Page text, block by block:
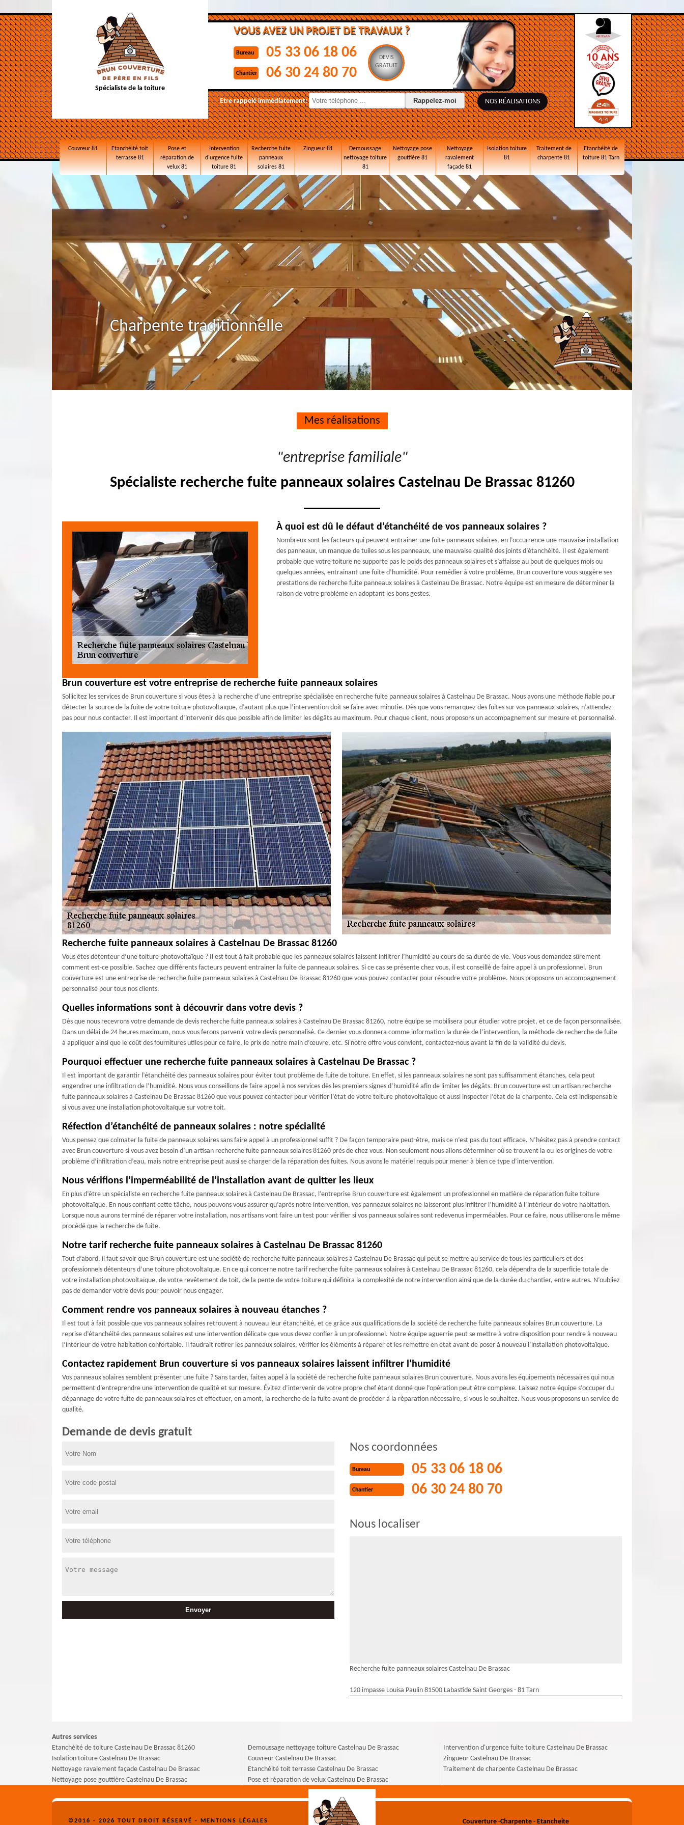
Spécialiste de la toiture
VOUS AVEZ UN PROJET DE TRAVAUX ?
Bureau 05 33 06 18 06
Chantier 06 30 24 80 70
DEVIS
GRATUIT
Etre rappelé immédiatement: NOS RÉALISATIONS
Couvreur 81
Etanchéité toit
terrasse 81
Pose et
réparation de
velux 81
Intervention
d'urgence fuite
toiture 81
Recherche fuite
panneaux
solaires 81
Zingueur 81
Demoussage
nettoyage toiture
81
Nettoyage pose
gouttière 81
Nettoyage
ravalement
façade 81
Isolation toiture
81
Traitement de
charpente 81
Etanchéité de
toiture 81 Tarn
Charpente traditionnelle
Mes réalisations
"entreprise familiale"
Spécialiste recherche fuite panneaux solaires Castelnau De Brassac 81260
À quoi est dû le défaut d’étanchéité de vos panneaux solaires ?
Nombreux sont les facteurs qui peuvent entrainer une fuite panneaux solaires, en l’occurrence une mauvaise installation
des panneaux, un manque de tuiles sous les panneaux, une mauvaise qualité des joints d’étanchéité. Il est également
probable que votre toiture ne supporte pas le poids des panneaux solaires et s’affaisse au bout de quelques mois ou
quelques années, entrainant une fuite d’humidité. Pour remédier à votre problème, Brun couverture vous suggère ses
prestations de recherche fuite panneaux solaires à Castelnau De Brassac. Notre équipe est en mesure de déterminer la
raison de votre problème en adoptant les bons gestes.
Brun couverture est votre entreprise de recherche fuite panneaux solaires
Sollicitez les services de Brun couverture si vous êtes à la recherche d’une entreprise spécialisée en recherche fuite panneaux solaires à Castelnau De Brassac. Nous avons une méthode fiable pour
détecter la source de la fuite de votre toiture photovoltaïque, d’autant plus que l’intervention doit se faire avec minutie. Dès que vous remarquez des fuites sur vos panneaux solaires, n’attendez
pas pour nous contacter. Il est important d’intervenir dès que possible afin de limiter les dégâts au maximum. Pour chaque client, nous proposons un accompagnement sur mesure et personnalisé.
Recherche fuite panneaux solaires à Castelnau De Brassac 81260
Vous êtes détenteur d’une toiture photovoltaïque ? Il est tout à fait probable que les panneaux solaires laissent infiltrer l’humidité au cours de sa durée de vie. Vous vous demandez sûrement
comment est-ce possible. Sachez que différents facteurs peuvent entrainer la fuite de panneaux solaires. Si ce cas se présente chez vous, il est conseillé de faire appel à un professionnel. Brun
couverture est une entreprise de recherche fuite panneaux solaires à Castelnau De Brassac 81260 que vous pouvez contacter pour résoudre votre problème. Nous proposons un accompagnement
personnalisé pour tous nos clients.
Quelles informations sont à découvrir dans votre devis ?
Dès que nous recevrons votre demande de devis recherche fuite panneaux solaires à Castelnau De Brassac 81260, notre équipe se mobilisera pour étudier votre projet, et ce de façon personnalisée.
Dans un délai de 24 heures maximum, nous vous ferons parvenir votre devis personnalisé. Ce dernier vous donnera comme information la durée de l’intervention, la méthode de recherche de fuite
à appliquer ainsi que le coût des fournitures utiles pour ce faire, le prix de notre main d’œuvre, etc. Si notre offre vous convient, contactez-nous avant la fin de la validité du devis.
Pourquoi effectuer une recherche fuite panneaux solaires à Castelnau De Brassac ?
Il est important de garantir l’étanchéité des panneaux solaires pour éviter tout problème de fuite de toiture. En effet, si les panneaux solaires ne sont pas suffisamment étanches, cela peut
engendrer une infiltration de l’humidité. Nous vous conseillons de faire appel à nos services dès les premiers signes d’humidité afin de limiter les dégâts. Brun couverture est un artisan recherche
fuite panneaux solaires à Castelnau De Brassac 81260 que vous pouvez contacter pour vérifier l’état de votre toiture photovoltaïque et aussi inspecter l’état de la charpente. Cela est indispensable
si vous avez une installation photovoltaïque sur votre toit.
Réfection d’étanchéité de panneaux solaires : notre spécialité
Vous pensez que colmater la fuite de panneaux solaires sans faire appel à un professionnel suffit ? De façon temporaire peut-être, mais ce n’est pas du tout efficace. N’hésitez pas à prendre contact
avec Brun couverture si vous avez besoin d’un artisan recherche fuite panneaux solaires 81260 près de chez vous. Non seulement nous allons déterminer où se trouvent la ou les origines de votre
problème d’infiltration d’eau, mais notre entreprise peut aussi se charger de la réparation des fuites. Nous avons le matériel requis pour mener à bien ce type d’intervention.
Nous vérifions l’imperméabilité de l’installation avant de quitter les lieux
En plus d’être un spécialiste en recherche fuite panneaux solaires à Castelnau De Brassac, l’entreprise Brun couverture est également un professionnel en matière de réparation fuite toiture
photovoltaïque. En nous confiant cette tâche, nous pouvons vous assurer qu’après notre intervention, vos panneaux solaires ne laisseront plus infiltrer l’humidité à l’intérieur de votre habitation.
Lorsque nous aurons terminé de réparer votre installation, nos artisans vont faire un test pour vérifier si vos panneaux solaires sont redevenus imperméables. Pour ce faire, nous utiliserons le même
procédé que la recherche de fuite.
Notre tarif recherche fuite panneaux solaires à Castelnau De Brassac 81260
Tout d’abord, il faut savoir que Brun couverture est une société de recherche fuite panneaux solaires à Castelnau De Brassac qui peut se mettre au service de tous les particuliers et des
professionnels détenteurs d’une toiture photovoltaïque. En ce qui concerne notre tarif recherche fuite panneaux solaires à Castelnau De Brassac 81260, cela dépendra de la superficie totale de
votre installation photovoltaïque, de votre revêtement de toit, de la pente de votre toiture qui définira la complexité de notre intervention ainsi que de la durée du chantier, entre autres. N’oubliez
pas de demander votre devis pour pouvoir nous engager.
Comment rendre vos panneaux solaires à nouveau étanches ?
Il est tout à fait possible que vos panneaux solaires retrouvent à nouveau leur étanchéité, et ce grâce aux qualifications de la société de recherche fuite panneaux solaires Brun couverture. La
reprise d’étanchéité des panneaux solaires est une intervention délicate que vous devez confier à un professionnel. Notre équipe aguerrie peut se mettre à votre disposition pour rendre à nouveau
l’intérieur de votre habitation confortable. Il faudrait retirer les panneaux solaires, vérifier les éléments à réparer et les remettre en état avant de poser à nouveau l’installation photovoltaïque.
Contactez rapidement Brun couverture si vos panneaux solaires laissent infiltrer l’humidité
Vos panneaux solaires semblent présenter une fuite ? Sans tarder, faites appel à la société de recherche fuite panneaux solaires Brun couverture. Nous avons les équipements nécessaires qui nous
permettent d’entreprendre une intervention de qualité et sur mesure. Évitez d’intervenir de votre propre chef étant donné que l’opération peut être complexe. Laissez notre équipe s’occuper du
dépannage de votre fuite de panneaux solaires et effectuer, en amont, la recherche de la fuite avant de procéder à la réparation nécessaire, si vous le souhaitez. Nous vous proposons un service de
qualité.
Demande de devis gratuit
Nos coordonnées
Bureau 05 33 06 18 06
Chantier 06 30 24 80 70
Nous localiser
Recherche fuite panneaux solaires Castelnau De Brassac
120 impasse Louisa Paulin 81500 Labastide Saint Georges - 81 Tarn
Autres services
Etanchéité de toiture Castelnau De Brassac 81260
Isolation toiture Castelnau De Brassac
Nettoyage ravalement façade Castelnau De Brassac
Nettoyage pose gouttière Castelnau De Brassac
Demoussage nettoyage toiture Castelnau De Brassac
Couvreur Castelnau De Brassac
Etanchéité toit terrasse Castelnau De Brassac
Pose et réparation de velux Castelnau De Brassac
Intervention d'urgence fuite toiture Castelnau De Brassac
Zingueur Castelnau De Brassac
Traitement de charpente Castelnau De Brassac
©2016 - 2026 TOUT DROIT RÉSERVÉ - MENTIONS LÉGALES Couverture -Charpente - Etancheite